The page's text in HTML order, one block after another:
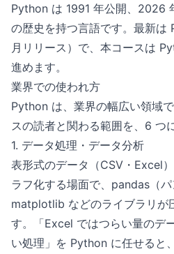
Python は 1991 年公開、2026
の歴史を持つ言語です。最新
月リリース）で、本コースは
進めます。
業界での使われ方
Python は、業界の幅広い領域
スの読者と関わる範囲を、6 つ
1. データ処理・データ分析
表形式のデータ（CSV・Excel
ラフ化する場面で、pandas（
matplotlib などのライブラリが
す。「Excel ではつらい量のデ
い処理」を Python に任せると